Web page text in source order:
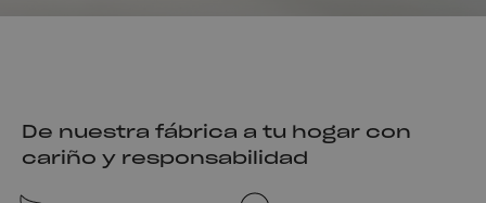
De nuestra fábrica a tu hogar con
cariño y responsabilidad